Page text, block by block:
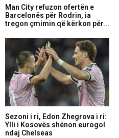
Man City refuzon ofertën e
Barcelonës për Rodrin, ia
tregon çmimin që kërkon për...
Sezoni i ri, Edon Zhegrova i ri:
Ylli i Kosovës shënon eurogol
ndaj Chelseas